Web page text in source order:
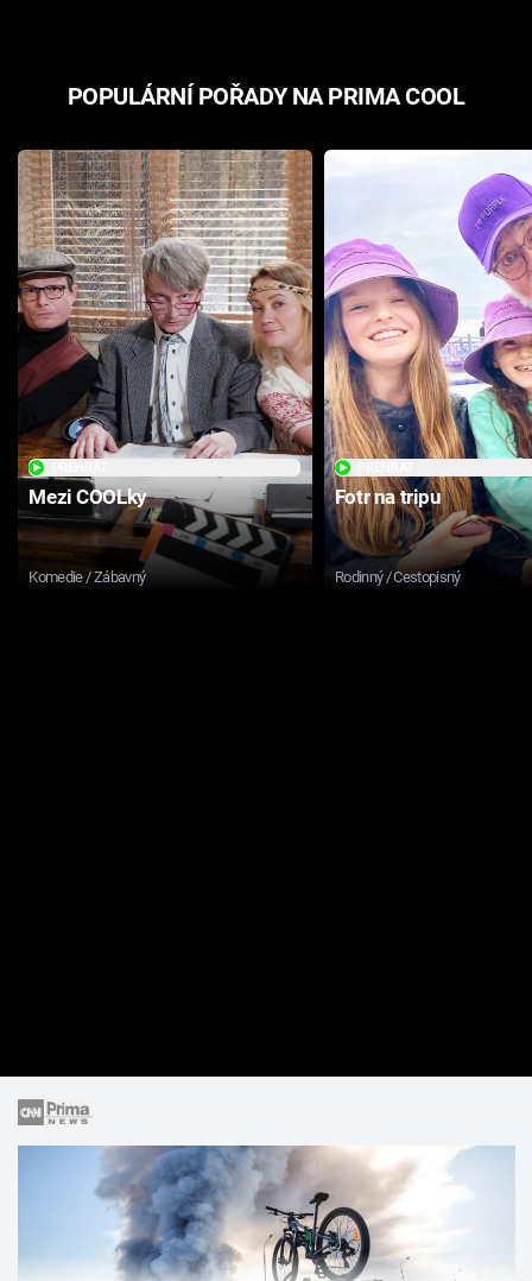
POPULÁRNÍ POŘADY NA PRIMA COOL
Mezi COOLky
Komedie / Zábavný
Fotr na tripu
Rodinný / Cestopisný